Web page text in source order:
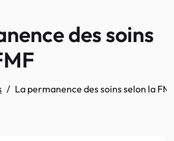
des soins
La permanence des soins selon la